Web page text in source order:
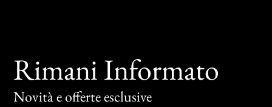
Rimani Informato
Novità e offerte esclusive